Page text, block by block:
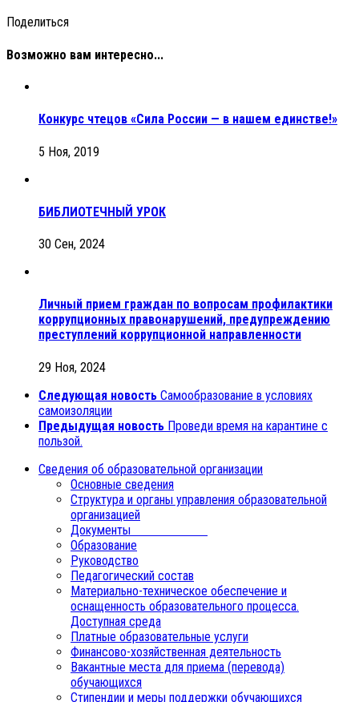
Поделиться
Возможно вам интересно...
Конкурс чтецов «Сила России — в нашем единстве!»
5 Ноя, 2019
БИБЛИОТЕЧНЫЙ УРОК
30 Сен, 2024
Личный прием граждан по вопросам профилактики
коррупционных правонарушений, предупреждению
преступлений коррупционной направленности
29 Ноя, 2024
Следующая новость Самообразование в условиях
самоизоляции
Предыдущая новость Проведи время на карантине с
пользой.
Сведения об образовательной организации
Основные сведения
Структура и органы управления образовательной
организацией
Документы
Образование
Руководство
Педагогический состав
Материально-техническое обеспечение и
оснащенность образовательного процесса.
Доступная среда
Платные образовательные услуги
Финансово-хозяйственная деятельность
Вакантные места для приема (перевода)
обучающихся
Стипендии и меры поддержки обучающихся